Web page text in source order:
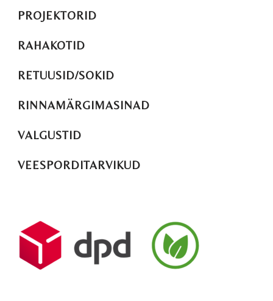
PROJEKTORID
RAHAKOTID
RETUUSID/SOKID
RINNAMÄRGIMASINAD
VALGUSTID
VEESPORDITARVIKUD